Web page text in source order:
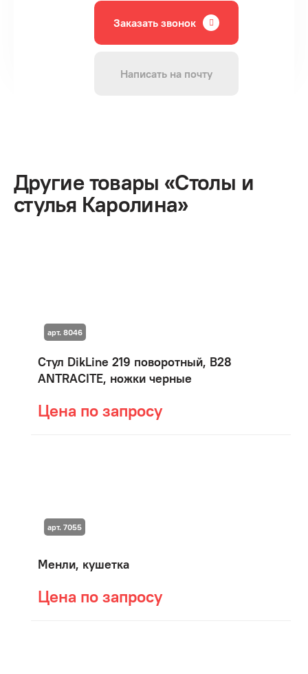
Заказать звонок
Написать на почту
Другие товары «Столы и
стулья Каролина»
Стул DikLine 219 поворотный, B28
ANTRACITE, ножки черные
Цена по запросу
арт. 8046
Менли, кушетка
Цена по запросу
арт. 7055